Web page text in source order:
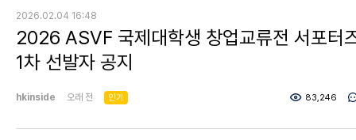
2026.02.04 16:48
2026 ASVF 국제대학생 창업교류전 서포터
1차 선발자 공지
hkinside 오래 전 인기 83,246